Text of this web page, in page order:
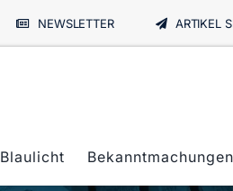
NEWSLETTER ARTIKEL
Blaulicht Bekanntmachungen